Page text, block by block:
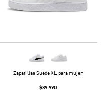
Zapatillas Suede XL para mujer
$89.990